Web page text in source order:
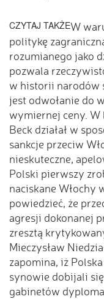
CZYTAJ TAKŻEW
politykę
rozumianego jako
pozwala
w historii narodów
jest odwołanie do
wymiernej ceny. W
Beck działał w
sankcje przeciw
nieskuteczne,
Polski pierwszy
naciskane Włochy
powiedzieć, że
agresji dokonanej
zresztą
Mieczysław
zapomina, iż
synowie dobijali
gabinetów